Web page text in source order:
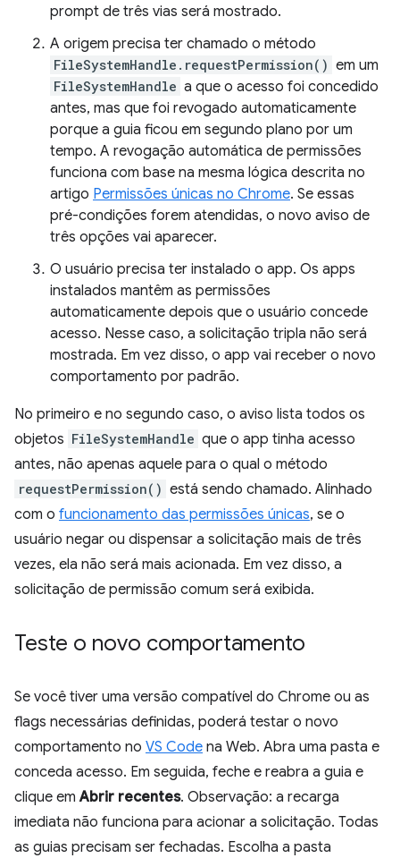
prompt de três vias será mostrado.
A origem precisa ter chamado o método
FileSystemHandle.requestPermission() em um
FileSystemHandle a que o acesso foi concedido
antes, mas que foi revogado automaticamente
porque a guia ficou em segundo plano por um
tempo. A revogação automática de permissões
funciona com base na mesma lógica descrita no
artigo Permissões únicas no Chrome. Se essas
pré-condições forem atendidas, o novo aviso de
três opções vai aparecer.
O usuário precisa ter instalado o app. Os apps
instalados mantêm as permissões
automaticamente depois que o usuário concede
acesso. Nesse caso, a solicitação tripla não será
mostrada. Em vez disso, o app vai receber o novo
comportamento por padrão.
No primeiro e no segundo caso, o aviso lista todos os
objetos FileSystemHandle que o app tinha acesso
antes, não apenas aquele para o qual o método
requestPermission() está sendo chamado. Alinhado
com o funcionamento das permissões únicas, se o
usuário negar ou dispensar a solicitação mais de três
vezes, ela não será mais acionada. Em vez disso, a
solicitação de permissão comum será exibida.
Teste o novo comportamento
Se você tiver uma versão compatível do Chrome ou as
flags necessárias definidas, poderá testar o novo
comportamento no VS Code na Web. Abra uma pasta e
conceda acesso. Em seguida, feche e reabra a guia e
clique emAbrir recentes. Observação: a recarga
imediata não funciona para acionar a solicitação. Todas
as guias precisam ser fechadas. Escolha a pasta